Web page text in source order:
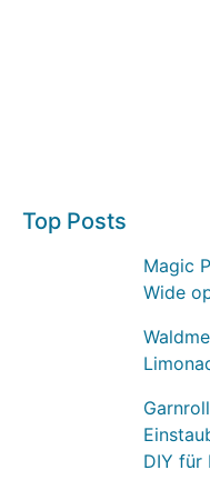
Top Posts
Magic
Wide
DIY für